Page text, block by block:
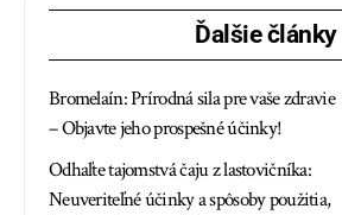
Ďalšie články
Bromelaín: Prírodná sila pre vaše zdravie
– Objavte jeho prospešné účinky!
Odhaľte tajomstvá čaju z lastovičníka:
Neuveriteľné účinky a spôsoby použitia,